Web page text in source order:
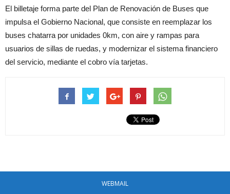
El billetaje forma parte del Plan de Renovación de Buses que
impulsa el Gobierno Nacional, que consiste en reemplazar los
buses chatarra por unidades 0km, con aire y rampas para
usuarios de sillas de ruedas, y modernizar el sistema financiero
del servicio, mediante el cobro vía tarjetas.
WEBMAIL